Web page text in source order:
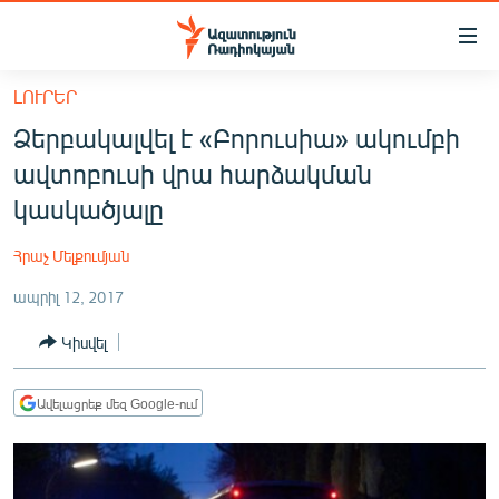
Մատչելիության
հիմնական
բովանդակությանը
Անցնել
հիմնական
մենյուին
ՀԱՅԱՍՏԱՆ
ՔԱՂԱՔԱԿԱՆ
ՏՆՏԵՍՈՒԹՅՈՒՆ
ՂԱՐԱԲԱՂ
ՏԱՐԱԾԱՇՐՋԱՆ
ԼՈՒՐԵՐ
Ձերբակալվել է «Բորուսիա» ակումբի
ավտոբուսի վրա հարձակման
կասկածյալը
Հրաչ Մելքումյան
ապրիլ 12, 2017
Կիսվել
Ավելացրեք մեզ Google-ում